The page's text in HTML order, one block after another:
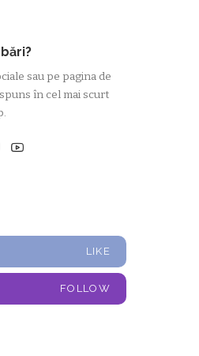
sau pe pagina de
în cel mai scurt
LIKE
FOLLOW